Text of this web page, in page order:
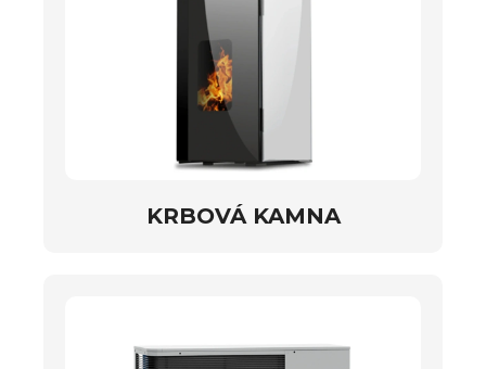
KRBOVÁ KAMNA